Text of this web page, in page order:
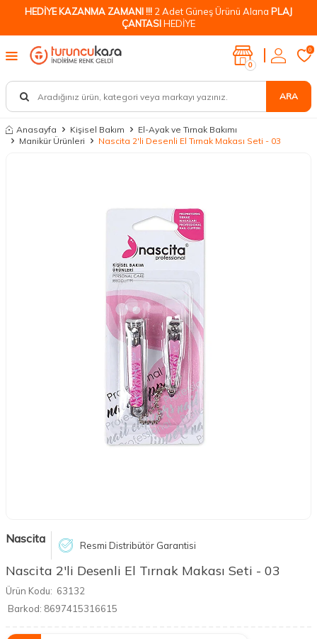
HEDİYE KAZANMA ZAMANI !!! 2 Adet Güneş Ürünü Alana PLAJ
ÇANTASIHEDİYE
ARA
0
0
Anasayfa Kişisel Bakım
El-Ayak ve Tırnak Bakımı
Manikür Ürünleri
Nascita 2'li Desenli El Tırnak Makası Seti - 03
Nascita Resmi Distribütör Garantisi
Nascita 2'li Desenli El Tırnak Makası Seti - 03
Ürün Kodu: 63132
Barkod: 8697415316615